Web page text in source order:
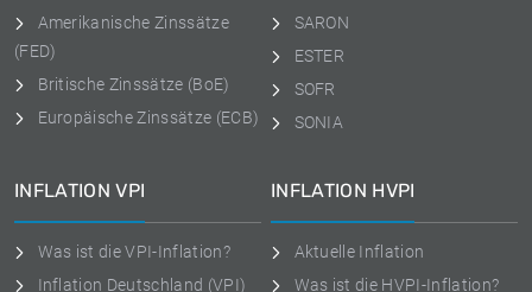
Amerikanische Zinssätze
(FED)
Britische Zinssätze (BoE)
Europäische Zinssätze (ECB)
SARON
ESTER
SOFR
SONIA
INFLATION VPI
Was ist die VPI-Inflation?
Inflation Deutschland (VPI)
INFLATION HVPI
Aktuelle Inflation
Was ist die HVPI-Inflation?